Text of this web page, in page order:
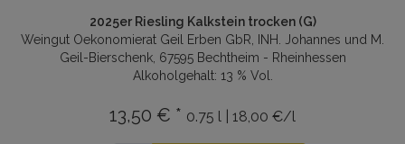
2025er Riesling Kalkstein trocken (G)
Weingut Oekonomierat Geil Erben GbR, INH. Johannes und M.
Geil-Bierschenk, 67595 Bechtheim - Rheinhessen
Alkoholgehalt: 13 % Vol.
13,50 € * 0.75 l | 18,00 €/l